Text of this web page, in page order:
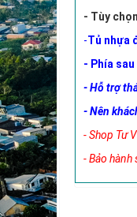
- Tùy
-Tủ nhựa
- Phía
- Hỗ trợ
- Nên
- Shop Tư
- Bảo hành